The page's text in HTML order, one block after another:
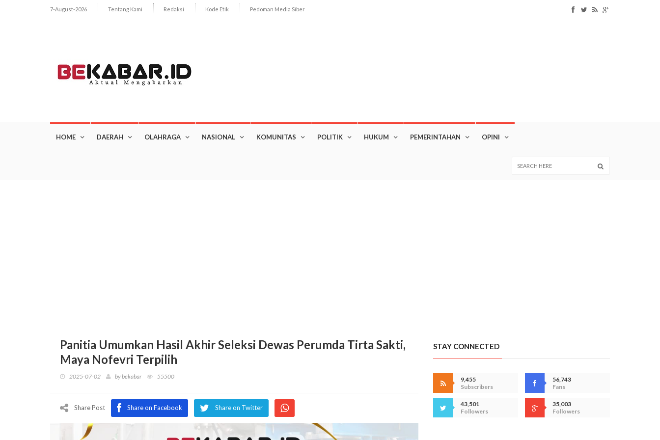
7-August-2026 Tentang Kami Redaksi Kode Etik Pedoman Media Siber
HOME DAERAH OLAHRAGA NASIONAL KOMUNITAS POLITIK HUKUM PEMERINTAHAN OPINI
Panitia Umumkan Hasil Akhir Seleksi Dewas Perumda Tirta Sakti,
Maya Nofevri Terpilih
2025-07-02 bybekabar 55500
Share Post Share on Facebook Share on Twitter
STAY CONNECTED
9,455
Subscribers
56,743
Fans
43,501
Followers
35,003
Followers